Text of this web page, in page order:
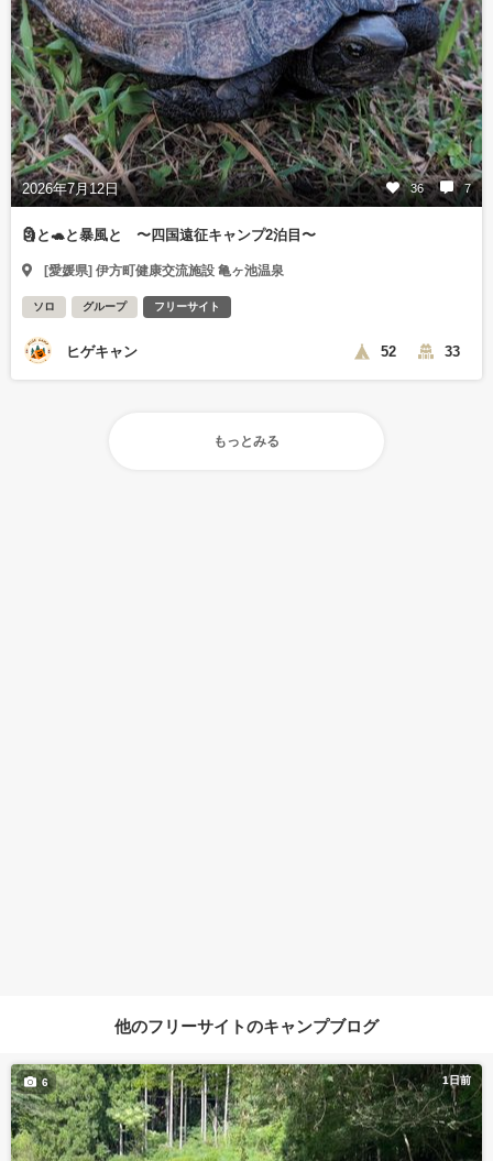
2026年7月12日 36 7
🗿と🐢と暴風と 〜四国遠征キャンプ2泊目〜
[愛媛県] 伊方町健康交流施設 亀ヶ池温泉
ソロ グループ フリーサイト
ヒゲキャン 52 33
もっとみる
他のフリーサイトのキャンプブログ
1日前
6